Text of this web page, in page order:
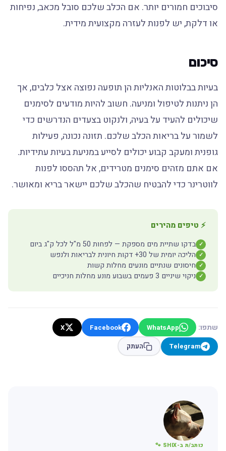
סיבוכים חמורים יותר. אם הכלב שלכם סובל מכאב, נפיחות
או דלקת, יש לפנות לעזרה מקצועית מידית.
סיכום
בעיות בבלוטות האנליות הן תופעה נפוצה אצל כלבים, אך
הן ניתנות לטיפול ומניעה. חשוב להיות מודעים לסימנים
שיכולים להעיד על בעיה, ולנקוט בצעדים הנדרשים כדי
לשמור על בריאות הכלב שלכם. תזונה נכונה, פעילות
גופנית ומעקב קבוע יכולים לסייע במניעת בעיות עתידיות.
אם אתם מזהים סימנים מטרידים, אל תהססו לפנות
לווטרינר כדי להבטיח שהכלב שלכם יישאר בריא ומאושר.
⚡ טיפים מהירים
✓ בדקו שתיית מים מספקת — לפחות 50 מ"ל לכל ק"ג ביום
✓ הליכה יומית של 30+ דקות חיונית לבריאות ולנפש
✓ חיסונים שנתיים מונעים מחלות קשות
✓ ניקוי שיניים 3 פעמים בשבוע מונע מחלות חניכיים
שתפו: WhatsApp
Facebook
X
Telegram
העתק
כותב/ת ב-SHIX 🐾